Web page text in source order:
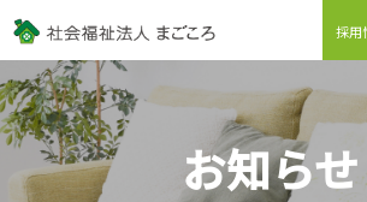
採用
お知らせ